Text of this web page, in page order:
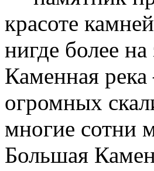
красоте
нигде более
Каменная
огромных
многие сотни
Большая